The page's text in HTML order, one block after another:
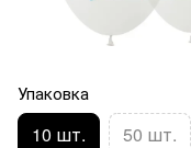
Упаковка
10 шт. 50 шт.